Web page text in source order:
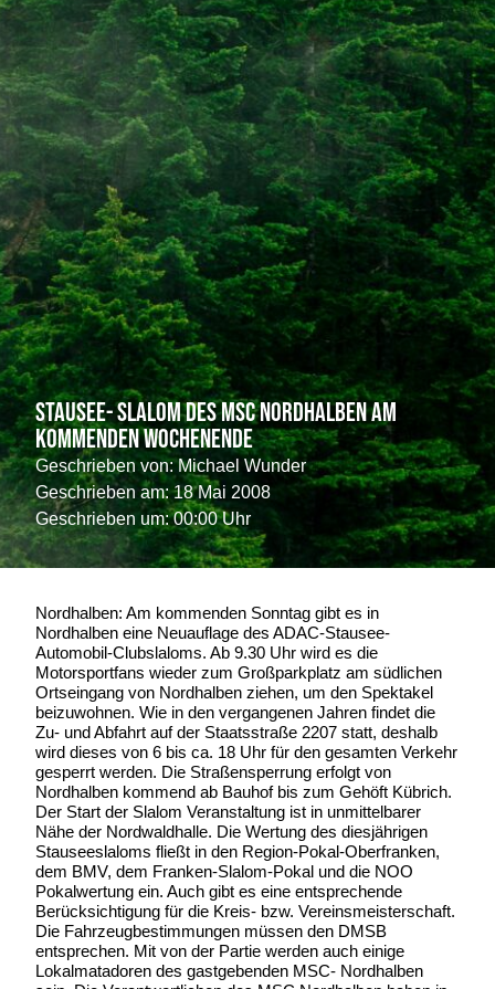
Stausee- Slalom des MSC Nordhalben am
kommenden Wochenende
Geschrieben von:Michael Wunder
Geschrieben am: 18 Mai 2008
Geschrieben um: 00:00 Uhr
Nordhalben: Am kommenden Sonntag gibt es in
Nordhalben eine Neuauflage des ADAC-Stausee-
Automobil-Clubslaloms. Ab 9.30 Uhr wird es die
Motorsportfans wieder zum Großparkplatz am südlichen
Ortseingang von Nordhalben ziehen, um den Spektakel
beizuwohnen. Wie in den vergangenen Jahren findet die
Zu- und Abfahrt auf der Staatsstraße 2207 statt, deshalb
wird dieses von 6 bis ca. 18 Uhr für den gesamten Verkehr
gesperrt werden. Die Straßensperrung erfolgt von
Nordhalben kommend ab Bauhof bis zum Gehöft Kübrich.
Der Start der Slalom Veranstaltung ist in unmittelbarer
Nähe der Nordwaldhalle. Die Wertung des diesjährigen
Stauseeslaloms fließt in den Region-Pokal-Oberfranken,
dem BMV, dem Franken-Slalom-Pokal und die NOO
Pokalwertung ein. Auch gibt es eine entsprechende
Berücksichtigung für die Kreis- bzw. Vereinsmeisterschaft.
Die Fahrzeugbestimmungen müssen den DMSB
entsprechen. Mit von der Partie werden auch einige
Lokalmatadoren des gastgebenden MSC- Nordhalben